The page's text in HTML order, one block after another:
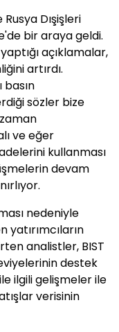
Dışişleri
bir araya geldi.
açıklamalar,
artırdı.
basın
sözler bize
ve eğer
kullanması
devam
nedeniyle
analistler, BIST
destek
ilgili gelişmeler ile
verisinin